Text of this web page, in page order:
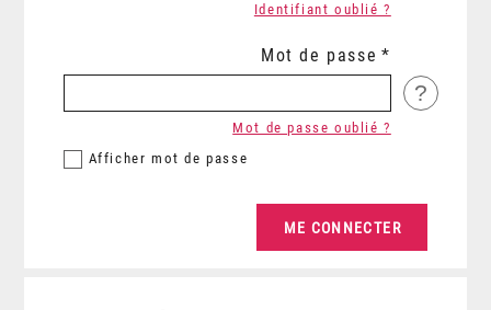
Identifiant oublié ?
Mot de passe
?
Afficher mot de passe
Mot de passe oublié ?